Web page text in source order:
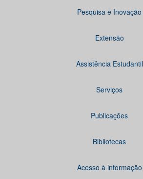
Pesquisa e Inovação
Extensão
Assistência Estudantil
Serviços
Publicações
Bibliotecas
Acesso à informação